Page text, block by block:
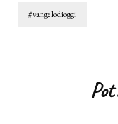
#vangelodioggi
articoli